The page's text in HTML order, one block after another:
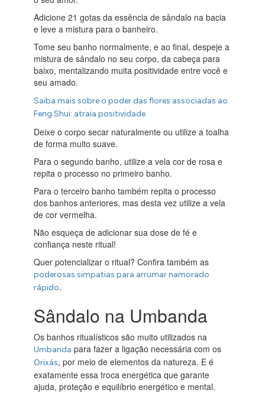
Adicione 21 gotas da essência de sândalo na bacia
e leve a mistura para o banheiro.
Tome seu banho normalmente, e ao final, despeje a
mistura de sândalo no seu corpo, da cabeça para
baixo, mentalizando muita positividade entre você e
seu amado.
Saiba mais sobre o poder das flores associadas ao
Feng Shui: atraia positividade
Deixe o corpo secar naturalmente ou utilize a toalha
de forma muito suave.
Para o segundo banho, utilize a vela cor de rosa e
repita o processo no primeiro banho.
Para o terceiro banho também repita o processo
dos banhos anteriores, mas desta vez utilize a vela
de cor vermelha.
Não esqueça de adicionar sua dose de fé e
confiança neste ritual!
Quer potencializar o ritual? Confira também as
poderosas simpatias para arrumar namorado
rápido.
Sândalo na Umbanda
Os banhos ritualísticos são muito utilizados na
Umbanda para fazer a ligação necessária com os
Orixás, por meio de elementos da natureza. E é
exatamente essa troca energética que garante
ajuda, proteção e equilíbrio energético e mental.